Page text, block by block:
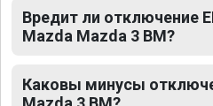
Вредит ли отключение
Mazda Mazda 3 BM?
Каковы минусы